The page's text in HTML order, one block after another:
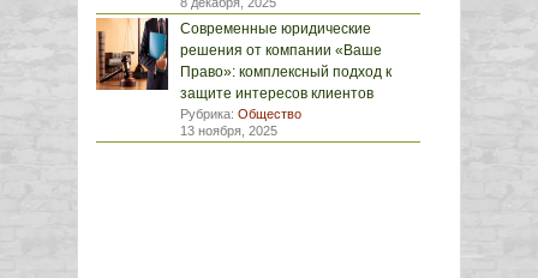
Современные юридические
решения от компании «Ваше
Право»: комплексный подход к
защите интересов клиентов
Рубрика: Общество
13 ноября, 2025